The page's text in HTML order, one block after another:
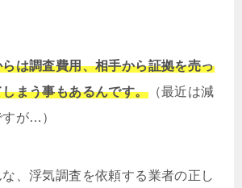
は調査費用、相手から証拠を売っ
まう事もあるんです。（最近は減
が…）
、浮気調査を依頼する業者の正し